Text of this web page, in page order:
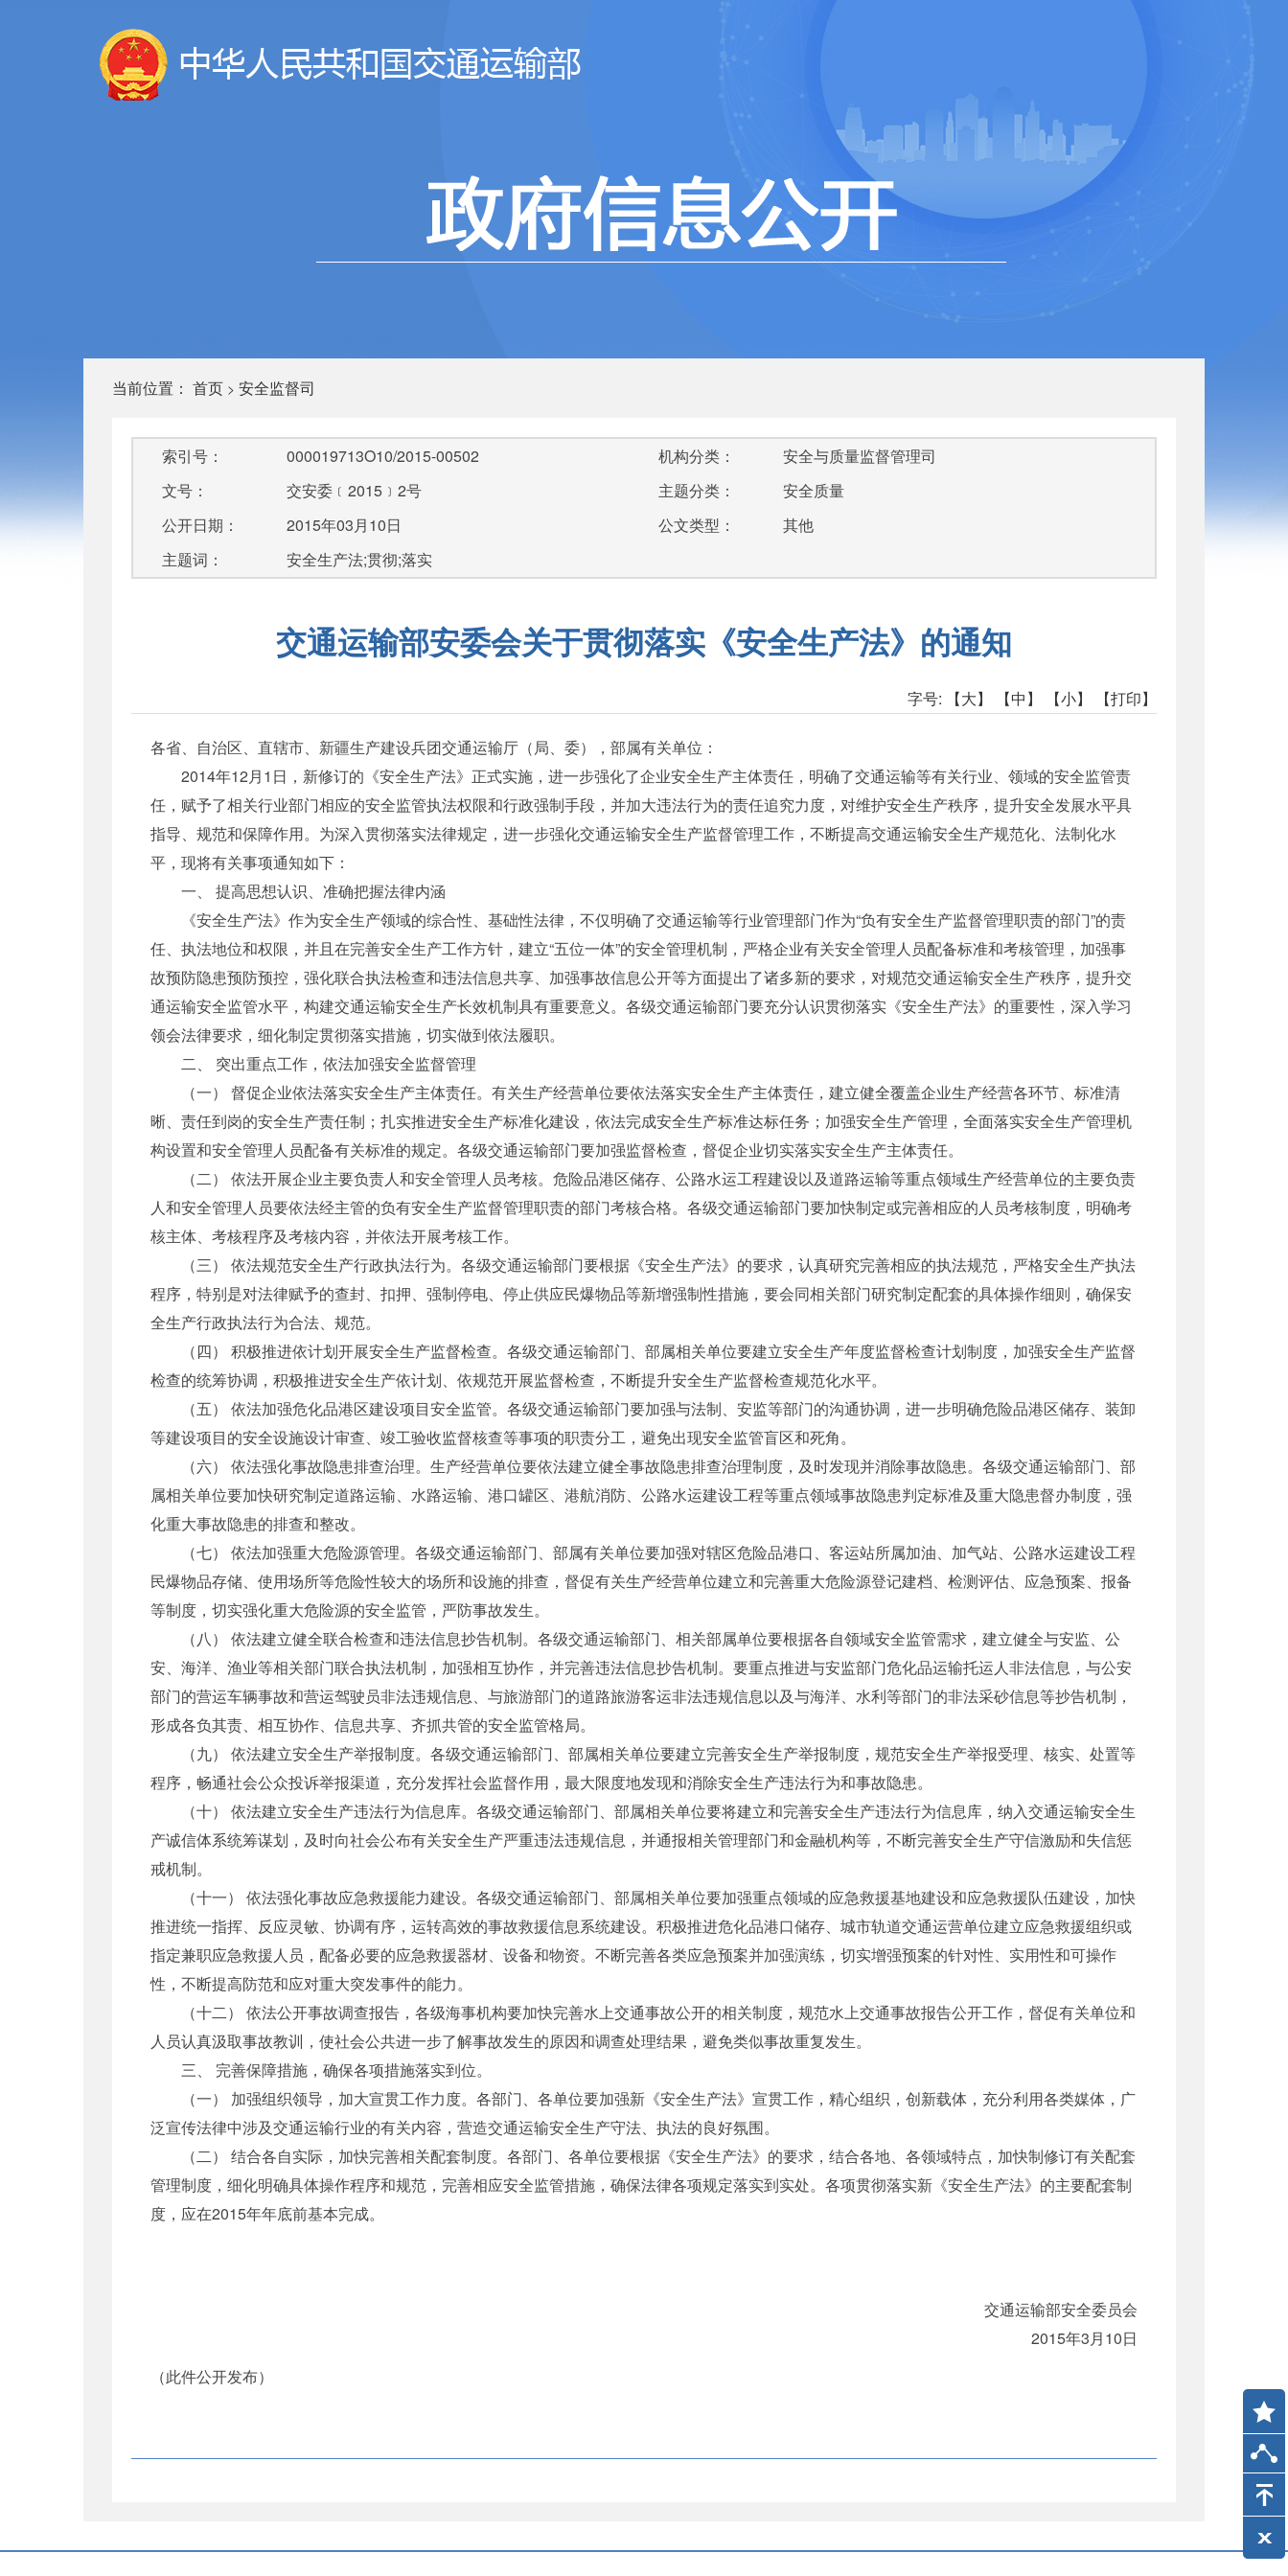
当前位置： 首页 > 安全监督司
索引号：
000019713O10/2015-00502
文号：
交安委﹝2015﹞2号
公开日期：
2015年03月10日
主题词：
安全生产法;贯彻;落实
机构分类：
安全与质量监督管理司
主题分类：
安全质量
公文类型：
其他
交通运输部安委会关于贯彻落实《安全生产法》的通知
字号: 【大】 【中】 【小】 【打印】
各省、自治区、直辖市、新疆生产建设兵团交通运输厅（局、委），部属有关单位：
2014年12月1日，新修订的《安全生产法》正式实施，进一步强化了企业安全生产主体责任，明确了交通运输等有关行业、领域的安全监管责
任，赋予了相关行业部门相应的安全监管执法权限和行政强制手段，并加大违法行为的责任追究力度，对维护安全生产秩序，提升安全发展水平具
指导、规范和保障作用。为深入贯彻落实法律规定，进一步强化交通运输安全生产监督管理工作，不断提高交通运输安全生产规范化、法制化水
平，现将有关事项通知如下：
一、 提高思想认识、准确把握法律内涵
《安全生产法》作为安全生产领域的综合性、基础性法律，不仅明确了交通运输等行业管理部门作为“负有安全生产监督管理职责的部门”的责
任、执法地位和权限，并且在完善安全生产工作方针，建立“五位一体”的安全管理机制，严格企业有关安全管理人员配备标准和考核管理，加强事
故预防隐患预防预控，强化联合执法检查和违法信息共享、加强事故信息公开等方面提出了诸多新的要求，对规范交通运输安全生产秩序，提升交
通运输安全监管水平，构建交通运输安全生产长效机制具有重要意义。各级交通运输部门要充分认识贯彻落实《安全生产法》的重要性，深入学习
领会法律要求，细化制定贯彻落实措施，切实做到依法履职。
二、 突出重点工作，依法加强安全监督管理
（一） 督促企业依法落实安全生产主体责任。有关生产经营单位要依法落实安全生产主体责任，建立健全覆盖企业生产经营各环节、标准清
晰、责任到岗的安全生产责任制；扎实推进安全生产标准化建设，依法完成安全生产标准达标任务；加强安全生产管理，全面落实安全生产管理机
构设置和安全管理人员配备有关标准的规定。各级交通运输部门要加强监督检查，督促企业切实落实安全生产主体责任。
（二） 依法开展企业主要负责人和安全管理人员考核。危险品港区储存、公路水运工程建设以及道路运输等重点领域生产经营单位的主要负责
人和安全管理人员要依法经主管的负有安全生产监督管理职责的部门考核合格。各级交通运输部门要加快制定或完善相应的人员考核制度，明确考
核主体、考核程序及考核内容，并依法开展考核工作。
（三） 依法规范安全生产行政执法行为。各级交通运输部门要根据《安全生产法》的要求，认真研究完善相应的执法规范，严格安全生产执法
程序，特别是对法律赋予的查封、扣押、强制停电、停止供应民爆物品等新增强制性措施，要会同相关部门研究制定配套的具体操作细则，确保安
全生产行政执法行为合法、规范。
（四） 积极推进依计划开展安全生产监督检查。各级交通运输部门、部属相关单位要建立安全生产年度监督检查计划制度，加强安全生产监督
检查的统筹协调，积极推进安全生产依计划、依规范开展监督检查，不断提升安全生产监督检查规范化水平。
（五） 依法加强危化品港区建设项目安全监管。各级交通运输部门要加强与法制、安监等部门的沟通协调，进一步明确危险品港区储存、装卸
等建设项目的安全设施设计审查、竣工验收监督核查等事项的职责分工，避免出现安全监管盲区和死角。
（六） 依法强化事故隐患排查治理。生产经营单位要依法建立健全事故隐患排查治理制度，及时发现并消除事故隐患。各级交通运输部门、部
属相关单位要加快研究制定道路运输、水路运输、港口罐区、港航消防、公路水运建设工程等重点领域事故隐患判定标准及重大隐患督办制度，强
化重大事故隐患的排查和整改。
（七） 依法加强重大危险源管理。各级交通运输部门、部属有关单位要加强对辖区危险品港口、客运站所属加油、加气站、公路水运建设工程
民爆物品存储、使用场所等危险性较大的场所和设施的排查，督促有关生产经营单位建立和完善重大危险源登记建档、检测评估、应急预案、报备
等制度，切实强化重大危险源的安全监管，严防事故发生。
（八） 依法建立健全联合检查和违法信息抄告机制。各级交通运输部门、相关部属单位要根据各自领域安全监管需求，建立健全与安监、公
安、海洋、渔业等相关部门联合执法机制，加强相互协作，并完善违法信息抄告机制。要重点推进与安监部门危化品运输托运人非法信息，与公安
部门的营运车辆事故和营运驾驶员非法违规信息、与旅游部门的道路旅游客运非法违规信息以及与海洋、水利等部门的非法采砂信息等抄告机制，
形成各负其责、相互协作、信息共享、齐抓共管的安全监管格局。
（九） 依法建立安全生产举报制度。各级交通运输部门、部属相关单位要建立完善安全生产举报制度，规范安全生产举报受理、核实、处置等
程序，畅通社会公众投诉举报渠道，充分发挥社会监督作用，最大限度地发现和消除安全生产违法行为和事故隐患。
（十） 依法建立安全生产违法行为信息库。各级交通运输部门、部属相关单位要将建立和完善安全生产违法行为信息库，纳入交通运输安全生
产诚信体系统筹谋划，及时向社会公布有关安全生产严重违法违规信息，并通报相关管理部门和金融机构等，不断完善安全生产守信激励和失信惩
戒机制。
（十一） 依法强化事故应急救援能力建设。各级交通运输部门、部属相关单位要加强重点领域的应急救援基地建设和应急救援队伍建设，加快
推进统一指挥、反应灵敏、协调有序，运转高效的事故救援信息系统建设。积极推进危化品港口储存、城市轨道交通运营单位建立应急救援组织或
指定兼职应急救援人员，配备必要的应急救援器材、设备和物资。不断完善各类应急预案并加强演练，切实增强预案的针对性、实用性和可操作
性，不断提高防范和应对重大突发事件的能力。
（十二） 依法公开事故调查报告，各级海事机构要加快完善水上交通事故公开的相关制度，规范水上交通事故报告公开工作，督促有关单位和
人员认真汲取事故教训，使社会公共进一步了解事故发生的原因和调查处理结果，避免类似事故重复发生。
三、 完善保障措施，确保各项措施落实到位。
（一） 加强组织领导，加大宣贯工作力度。各部门、各单位要加强新《安全生产法》宣贯工作，精心组织，创新载体，充分利用各类媒体，广
泛宣传法律中涉及交通运输行业的有关内容，营造交通运输安全生产守法、执法的良好氛围。
（二） 结合各自实际，加快完善相关配套制度。各部门、各单位要根据《安全生产法》的要求，结合各地、各领域特点，加快制修订有关配套
管理制度，细化明确具体操作程序和规范，完善相应安全监管措施，确保法律各项规定落实到实处。各项贯彻落实新《安全生产法》的主要配套制
度，应在2015年年底前基本完成。
交通运输部安全委员会
2015年3月10日
（此件公开发布）